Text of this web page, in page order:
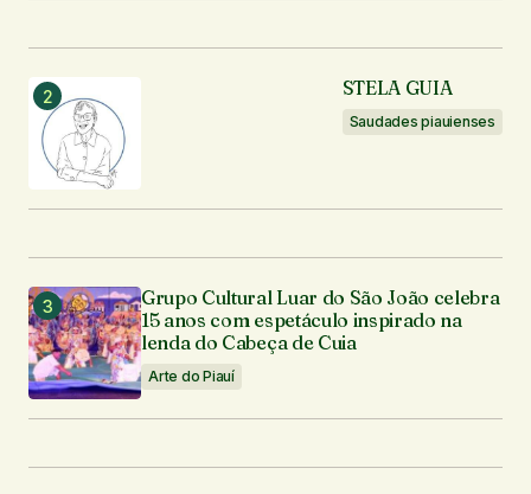
STELA GUIA
Saudades piauienses
Grupo Cultural Luar do São João celebra
15 anos com espetáculo inspirado na
lenda do Cabeça de Cuia
Arte do Piauí